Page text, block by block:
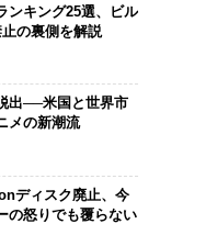
ンキング25選、ビル
の裏側を解説
出──米国と世界市
メの新潮流
ディスク廃止、今
の怒りでも覆らない